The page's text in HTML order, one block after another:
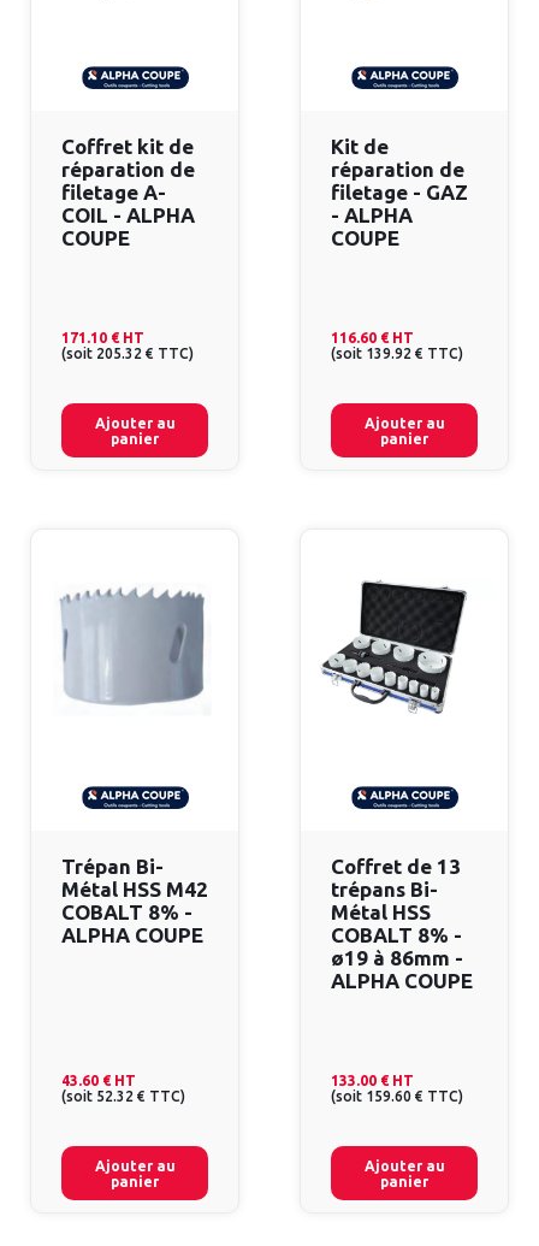
Coffret kit de
réparation de
filetage A-
COIL - ALPHA
COUPE
171.10 € HT
(soit 205.32 € TTC)
Ajouter au
panier
Kit de
réparation de
filetage - GAZ
- ALPHA
COUPE
116.60 € HT
(soit 139.92 € TTC)
Ajouter au
panier
Trépan Bi-
Métal HSS M42
COBALT 8% -
ALPHA COUPE
43.60 € HT
(soit 52.32 € TTC)
Ajouter au
panier
Coffret de 13
trépans Bi-
Métal HSS
COBALT 8% -
ø19 à 86mm -
ALPHA COUPE
133.00 € HT
(soit 159.60 € TTC)
Ajouter au
panier